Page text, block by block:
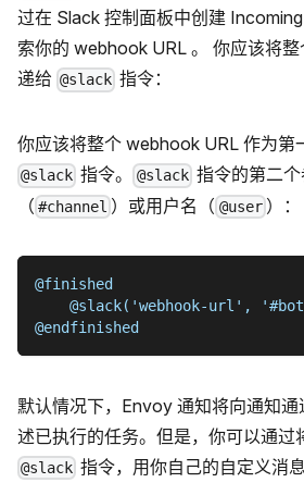
过在 Slack 控制面板中创建
索你的 webhook URL 。 你应该将
递给 @slack 指令：
你应该将整个 webhook URL 作为第
@slack 指令。 @slack指令的第二个
（ #channel ）或用户名（ @user）：
@finished
@slack('webhook-url',
@endfinished
默认情况下，Envoy 通知将向通知
述已执行的任务。但是，你可以通过
@slack 指令，用你自己的自定义消